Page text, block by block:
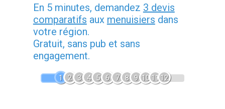
En 5 minutes, demandez 3 devis
comparatifs aux menuisiers dans
votre région.
Gratuit, sans pub et sans
engagement.
1 2 3 4 5 6 7 8 9 1011 12